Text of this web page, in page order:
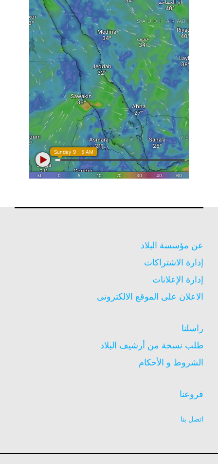
عن مؤسسة البلاد
إدارة الاشتراكات
إدارة الإعلانات
الاعلان على الموقع الالكترونى
راسلنا
طلب نسخة من أرشيف البلاد
الشروط و الأحكام
فروعنا
اتصل بنا